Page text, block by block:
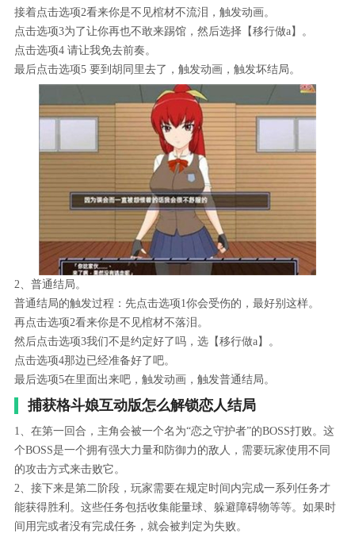
接着点击选项2看来你是不见棺材不流泪，触发动画。
点击选项3为了让你再也不敢来踢馆，然后选择【移行做a】。
点击选项4 请让我免去前奏。
最后点击选项5 要到胡同里去了，触发动画，触发坏结局。
2、普通结局。
普通结局的触发过程：先点击选项1你会受伤的，最好别这样。
再点击选项2看来你是不见棺材不落泪。
然后点击选项3我们不是约定好了吗，选【移行做a】。
点击选项4那边已经准备好了吧。
最后选项5在里面出来吧，触发动画，触发普通结局。
捕获格斗娘互动版怎么解锁恋人结局
1、在第一回合，主角会被一个名为“恋之守护者”的BOSS打败。这
个BOSS是一个拥有强大力量和防御力的敌人，需要玩家使用不同
的攻击方式来击败它。
2、接下来是第二阶段，玩家需要在规定时间内完成一系列任务才
能获得胜利。这些任务包括收集能量球、躲避障碍物等等。如果时
间用完或者没有完成任务，就会被判定为失败。